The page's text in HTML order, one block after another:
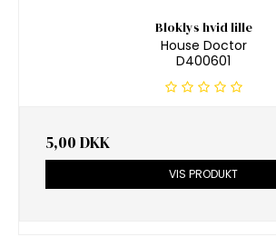
Bloklys hvid lille
House Doctor
D400601
5,00 DKK
VIS PRODUKT